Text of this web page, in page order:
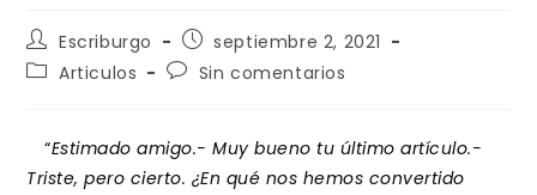
Autor
de
la
Escriburgo
Publicación
de
la
septiembre 2, 2021
Categoría
entrada:
Articulos
Comentarios
entrada:
Sin comentarios
“Estimado amigo.- Muy bueno tu último artículo.-
Triste, pero cierto. ¿En qué nos hemos convertido